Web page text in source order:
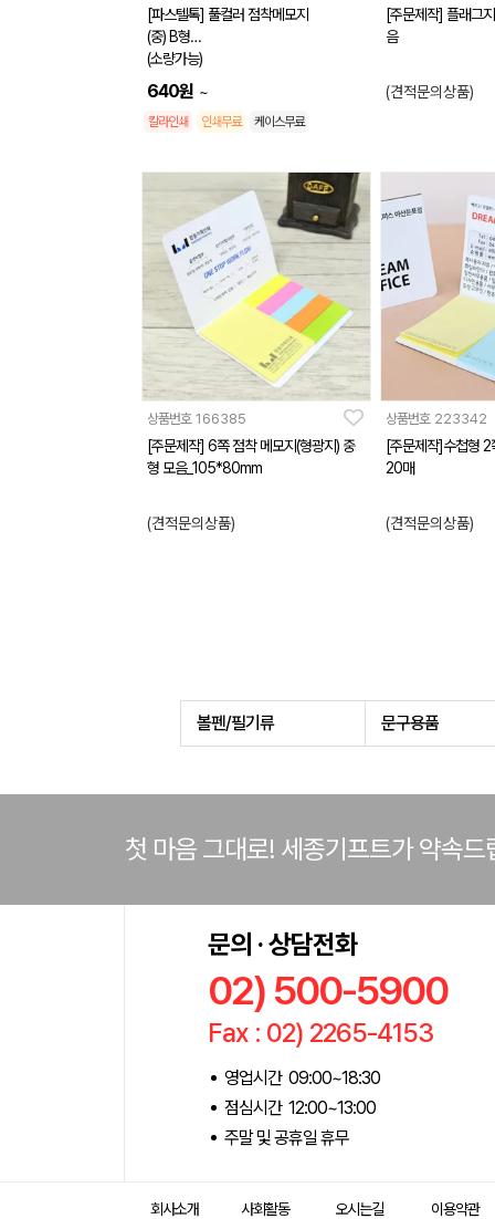
[파스텔톡] 풀컬러 점착메모지
(중) B형
(소량가능)
640원 ~
칼라인쇄 인쇄무료 케이스무료
[주문제작] 플래그
음
(견적문의상품)
상품번호 166385
[주문제작] 6쪽 점착 메모지(형광지) 중
형 모음_105*80mm
(견적문의상품)
상품번호 223342
[주문제작]수첩형 2
20매
(견적문의상품)
볼펜/필기류 문구용품
첫 마음 그대로! 세종기프트가 약속드
문의 · 상담전화
02) 500-5900
Fax : 02) 2265-4153
영업시간 09:00~18:30
점심시간 12:00~13:00
주말 및 공휴일 휴무
회사소개 사회활동 오시는길 이용약관